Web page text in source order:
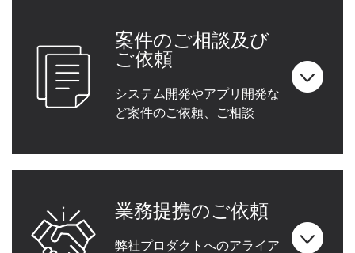
案件のご相談及び
ご依頼
システム開発やアプリ開発な
ど案件のご依頼、ご相談
業務提携のご依頼
弊社プロダクトへのアライア